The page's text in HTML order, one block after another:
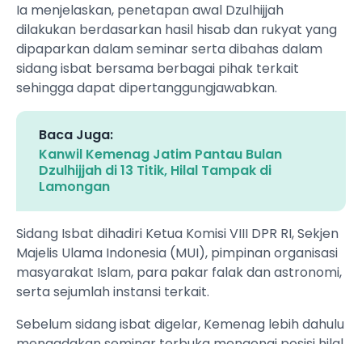
Ia menjelaskan, penetapan awal Dzulhijjah
dilakukan berdasarkan hasil hisab dan rukyat yang
dipaparkan dalam seminar serta dibahas dalam
sidang isbat bersama berbagai pihak terkait
sehingga dapat dipertanggungjawabkan.
Baca Juga:
Kanwil Kemenag Jatim Pantau Bulan
Dzulhijjah di 13 Titik, Hilal Tampak di
Lamongan
Sidang Isbat dihadiri Ketua Komisi VIII DPR RI, Sekjen
Majelis Ulama Indonesia (MUI), pimpinan organisasi
masyarakat Islam, para pakar falak dan astronomi,
serta sejumlah instansi terkait.
Sebelum sidang isbat digelar, Kemenag lebih dahulu